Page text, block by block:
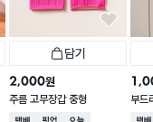
담기
2,000원
주름 고무장갑 중형
부드
0